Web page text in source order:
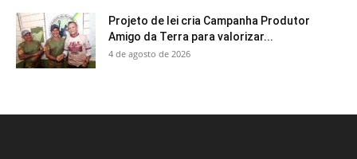
Projeto de lei cria Campanha Produtor
Amigo da Terra para valorizar...
4 de agosto de 2026